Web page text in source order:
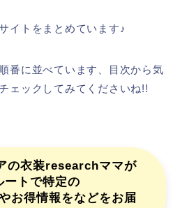
イトをまとめています♪
番に並べています、目次から気
ェックしてみてくださいね!!
の衣装researchママが
ートで特定の
お得情報をなどをお届